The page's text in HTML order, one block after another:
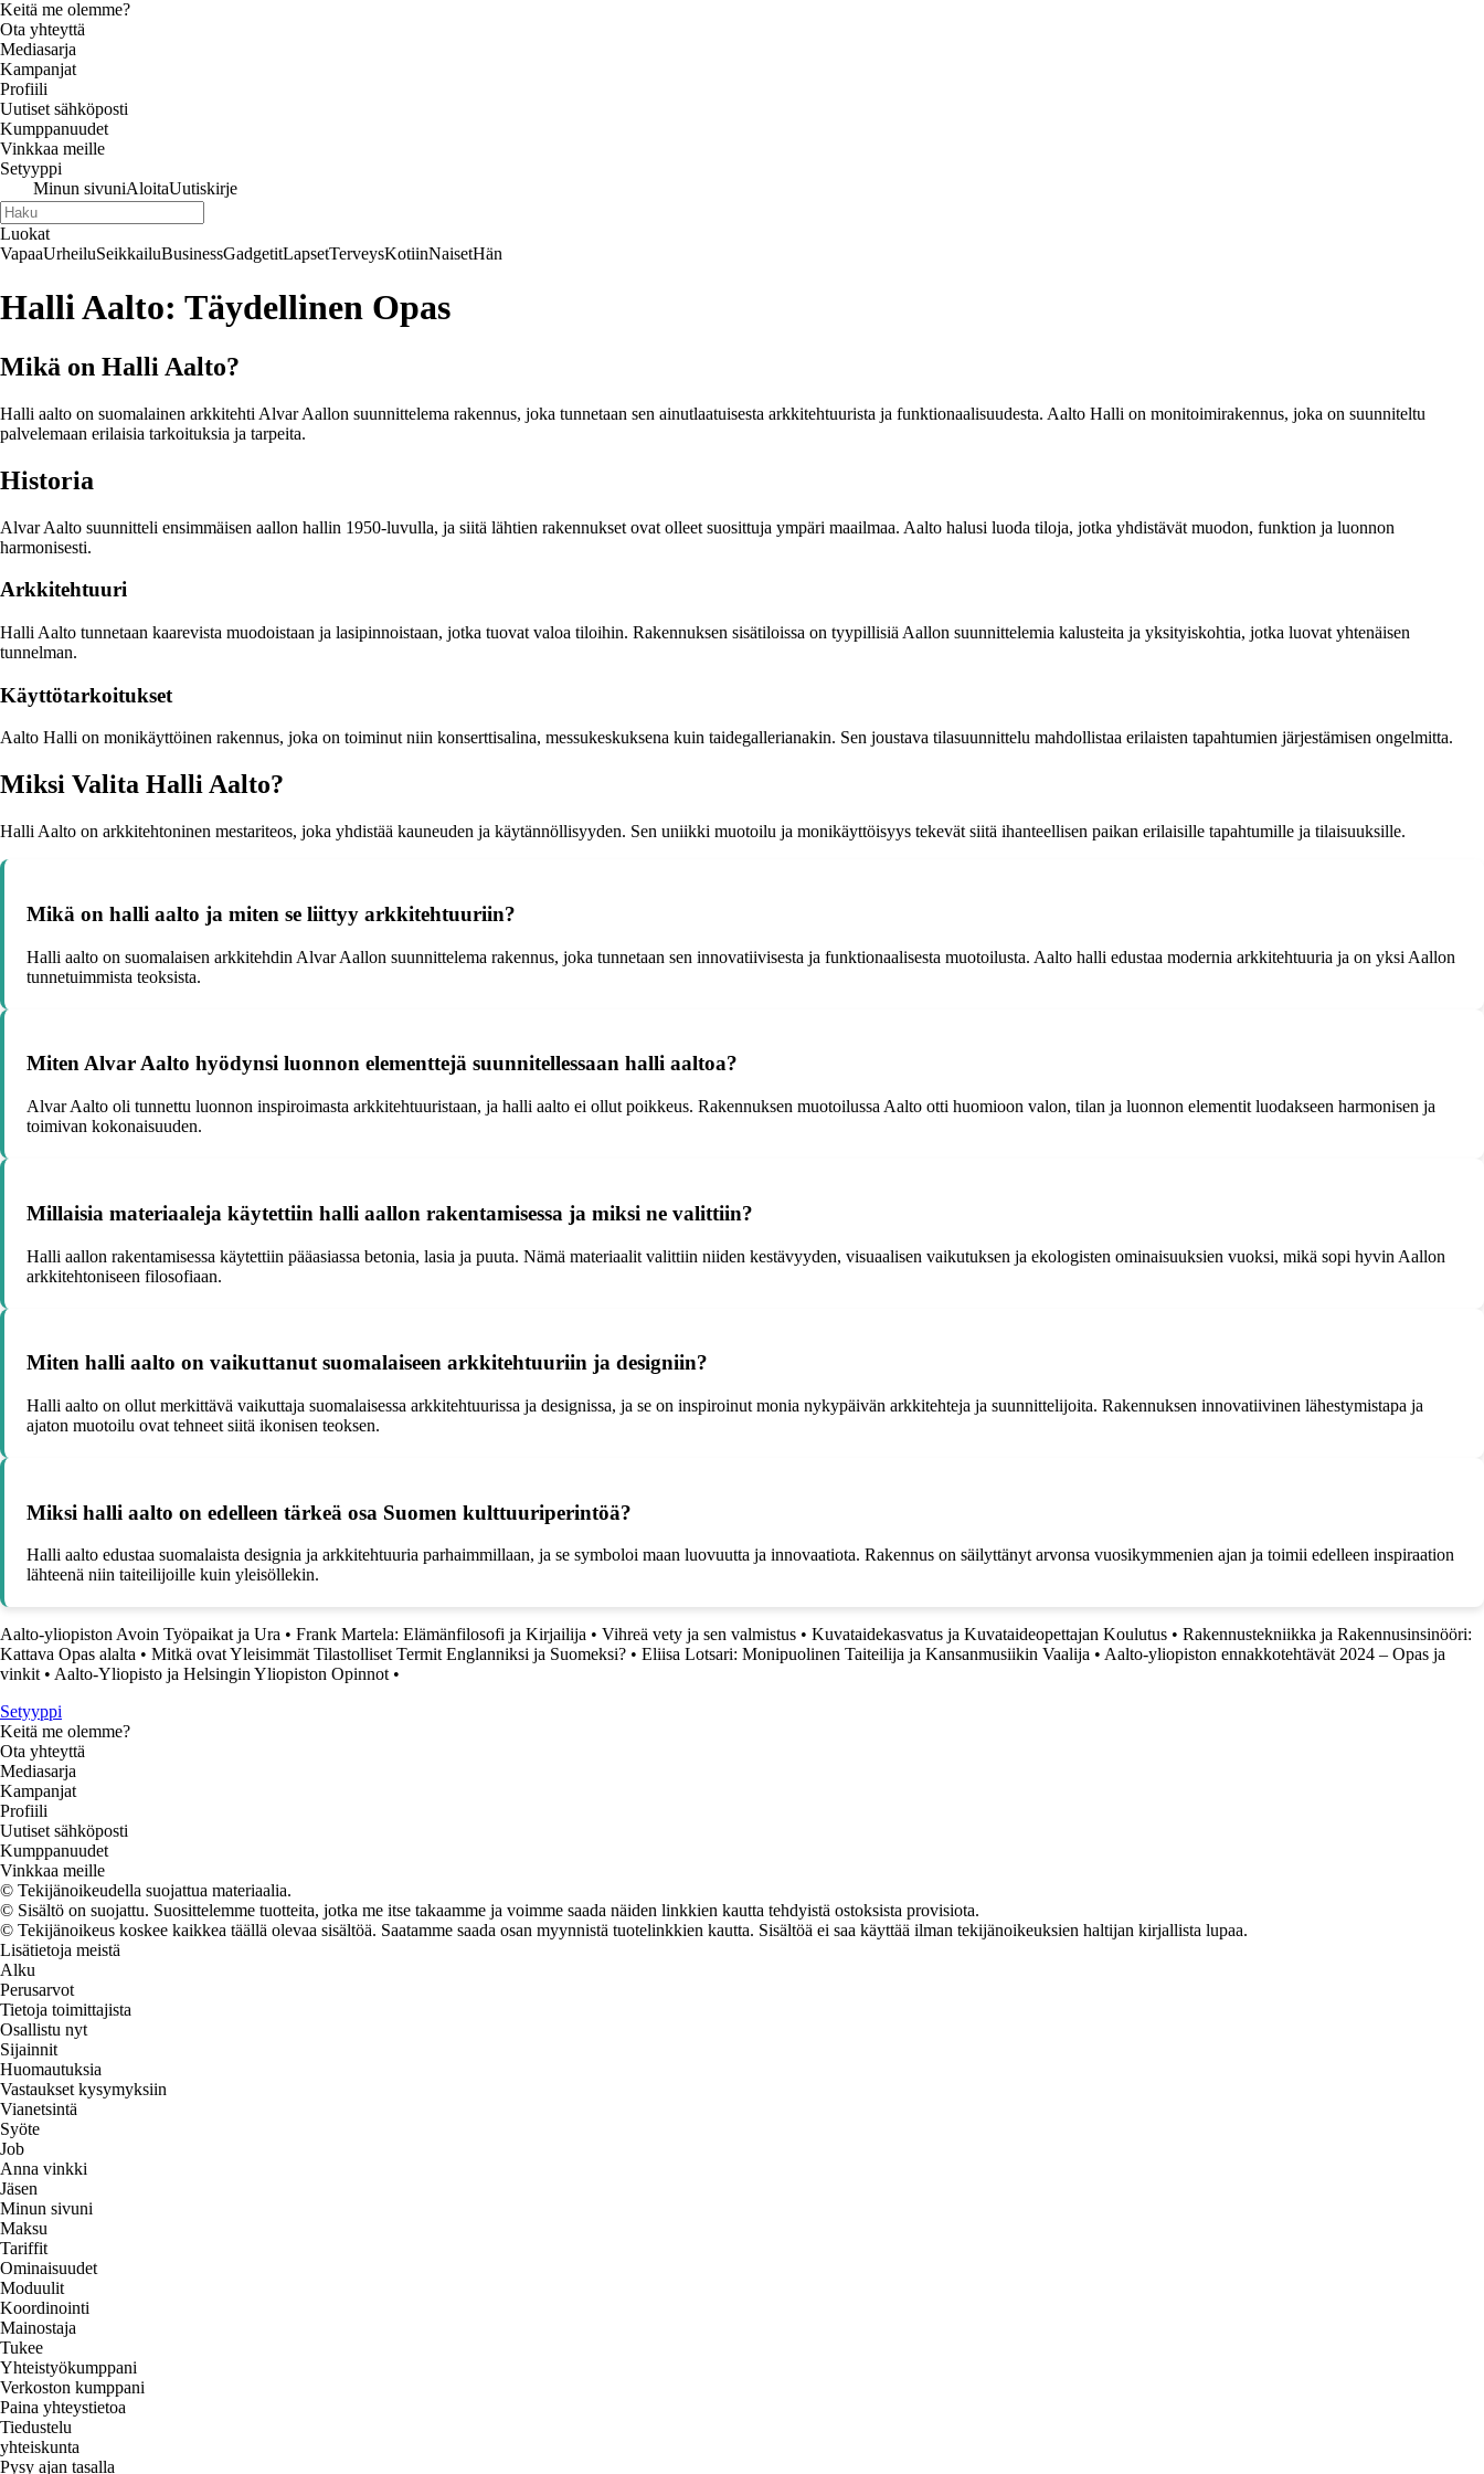
Keitä me olemme?
Ota yhteyttä
Mediasarja
Kampanjat
Profiili
Uutiset sähköposti
Kumppanuudet
Vinkkaa meille
Setyyppi
Minun sivuniAloitaUutiskirje
Luokat
VapaaUrheiluSeikkailuBusinessGadgetitLapsetTerveysKotiinNaisetHän
Halli Aalto: Täydellinen Opas
Mikä on Halli Aalto?
Halli aalto on suomalainen arkkitehti Alvar Aallon suunnittelema rakennus, joka tunnetaan sen ainutlaatuisesta arkkitehtuurista ja funktionaalisuudesta. Aalto Halli on monitoimirakennus, joka on suunniteltu
palvelemaan erilaisia tarkoituksia ja tarpeita.
Historia
Alvar Aalto suunnitteli ensimmäisen aallon hallin 1950-luvulla, ja siitä lähtien rakennukset ovat olleet suosittuja ympäri maailmaa. Aalto halusi luoda tiloja, jotka yhdistävät muodon, funktion ja luonnon
harmonisesti.
Arkkitehtuuri
Halli Aalto tunnetaan kaarevista muodoistaan ja lasipinnoistaan, jotka tuovat valoa tiloihin. Rakennuksen sisätiloissa on tyypillisiä Aallon suunnittelemia kalusteita ja yksityiskohtia, jotka luovat yhtenäisen
tunnelman.
Käyttötarkoitukset
Aalto Halli on monikäyttöinen rakennus, joka on toiminut niin konserttisalina, messukeskuksena kuin taidegallerianakin. Sen joustava tilasuunnittelu mahdollistaa erilaisten tapahtumien järjestämisen ongelmitta.
Miksi Valita Halli Aalto?
Halli Aalto on arkkitehtoninen mestariteos, joka yhdistää kauneuden ja käytännöllisyyden. Sen uniikki muotoilu ja monikäyttöisyys tekevät siitä ihanteellisen paikan erilaisille tapahtumille ja tilaisuuksille.
Mikä on halli aalto ja miten se liittyy arkkitehtuuriin?
Halli aalto on suomalaisen arkkitehdin Alvar Aallon suunnittelema rakennus, joka tunnetaan sen innovatiivisesta ja funktionaalisesta muotoilusta. Aalto halli edustaa modernia arkkitehtuuria ja on yksi Aallon
tunnetuimmista teoksista.
Miten Alvar Aalto hyödynsi luonnon elementtejä suunnitellessaan halli aaltoa?
Alvar Aalto oli tunnettu luonnon inspiroimasta arkkitehtuuristaan, ja halli aalto ei ollut poikkeus. Rakennuksen muotoilussa Aalto otti huomioon valon, tilan ja luonnon elementit luodakseen harmonisen ja
toimivan kokonaisuuden.
Millaisia materiaaleja käytettiin halli aallon rakentamisessa ja miksi ne valittiin?
Halli aallon rakentamisessa käytettiin pääasiassa betonia, lasia ja puuta. Nämä materiaalit valittiin niiden kestävyyden, visuaalisen vaikutuksen ja ekologisten ominaisuuksien vuoksi, mikä sopi hyvin Aallon
arkkitehtoniseen filosofiaan.
Miten halli aalto on vaikuttanut suomalaiseen arkkitehtuuriin ja designiin?
Halli aalto on ollut merkittävä vaikuttaja suomalaisessa arkkitehtuurissa ja designissa, ja se on inspiroinut monia nykypäivän arkkitehteja ja suunnittelijoita. Rakennuksen innovatiivinen lähestymistapa ja
ajaton muotoilu ovat tehneet siitä ikonisen teoksen.
Miksi halli aalto on edelleen tärkeä osa Suomen kulttuuriperintöä?
Halli aalto edustaa suomalaista designia ja arkkitehtuuria parhaimmillaan, ja se symboloi maan luovuutta ja innovaatiota. Rakennus on säilyttänyt arvonsa vuosikymmenien ajan ja toimii edelleen inspiraation
lähteenä niin taiteilijoille kuin yleisöllekin.
Aalto-yliopiston Avoin Työpaikat ja Ura • Frank Martela: Elämänfilosofi ja Kirjailija • Vihreä vety ja sen valmistus • Kuvataidekasvatus ja Kuvataideopettajan Koulutus • Rakennustekniikka ja Rakennusinsinööri:
Kattava Opas alalta • Mitkä ovat Yleisimmät Tilastolliset Termit Englanniksi ja Suomeksi? • Eliisa Lotsari: Monipuolinen Taiteilija ja Kansanmusiikin Vaalija • Aalto-yliopiston ennakkotehtävät 2024 – Opas ja
vinkit• Aalto-Yliopisto ja Helsingin Yliopiston Opinnot•
Setyyppi
Keitä me olemme?
Ota yhteyttä
Mediasarja
Kampanjat
Profiili
Uutiset sähköposti
Kumppanuudet
Vinkkaa meille
© Tekijänoikeudella suojattua materiaalia.
© Sisältö on suojattu. Suosittelemme tuotteita, jotka me itse takaamme ja voimme saada näiden linkkien kautta tehdyistä ostoksista provisiota.
© Tekijänoikeus koskee kaikkea täällä olevaa sisältöä. Saatamme saada osan myynnistä tuotelinkkien kautta. Sisältöä ei saa käyttää ilman tekijänoikeuksien haltijan kirjallista lupaa.
Lisätietoja meistä
Alku
Perusarvot
Tietoja toimittajista
Osallistu nyt
Sijainnit
Huomautuksia
Vastaukset kysymyksiin
Vianetsintä
Syöte
Job
Anna vinkki
Jäsen
Minun sivuni
Maksu
Tariffit
Ominaisuudet
Moduulit
Koordinointi
Mainostaja
Tukee
Yhteistyökumppani
Verkoston kumppani
Paina yhteystietoa
Tiedustelu
yhteiskunta
Pysy ajan tasalla